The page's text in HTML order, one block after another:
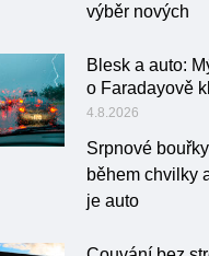
výběr nových
Blesk a auto:
o Faradayově
4.8.2026
Srpnové
během chvilky
je auto